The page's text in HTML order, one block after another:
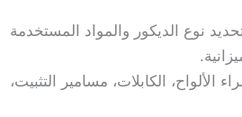
نوع الديكور والمواد المستخدمة
الألواح، الكابلات، مسامير التثبيت،